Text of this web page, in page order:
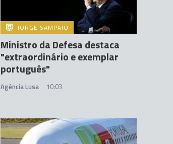
JORGE SAMPAIO
Ministro da Defesa destaca
"extraordinário e exemplar
português"
Agência Lusa 10:03